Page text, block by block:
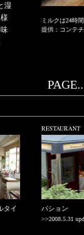
湿
ミルクは24時
提供：コンテ
タイ
RESTAURANT
パション
>>2008.5.31